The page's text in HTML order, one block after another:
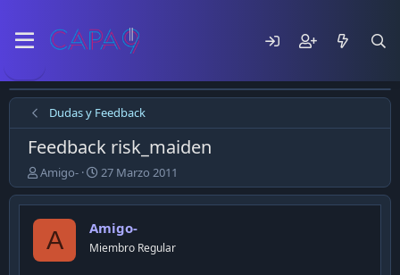
Dudas y Feedback
Feedback risk_maiden
E
m
p
e
Amigo-
F
e
c
a
d
27 Marzo 2011
A Amigo-
Miembro Regular